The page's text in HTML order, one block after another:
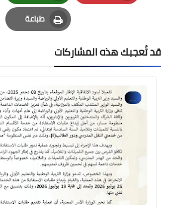
Pinterest
Whatsapp
طباعة
Print
قد تُعجبك هذه المشاركات
....